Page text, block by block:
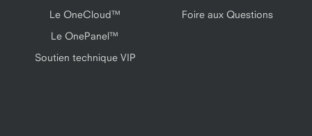
Le OneCloud™
Le OnePanel™
Soutien technique VIP
Foire aux Questions